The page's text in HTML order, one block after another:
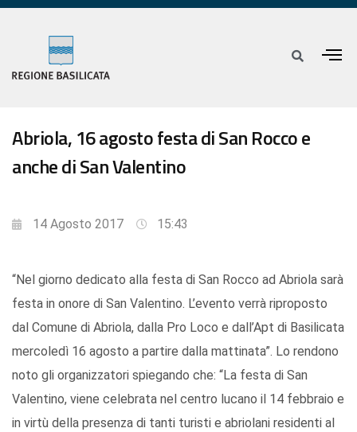
Abriola, 16 agosto festa di San Rocco e
anche di San Valentino
14 Agosto 2017 15:43
“Nel giorno dedicato alla festa di San Rocco ad Abriola sarà
festa in onore di San Valentino. L’evento verrà riproposto
dal Comune di Abriola, dalla Pro Loco e dall’Apt di Basilicata
mercoledì 16 agosto a partire dalla mattinata”. Lo rendono
noto gli organizzatori spiegando che: “La festa di San
Valentino, viene celebrata nel centro lucano il 14 febbraio e
in virtù della presenza di tanti turisti e abriolani residenti al